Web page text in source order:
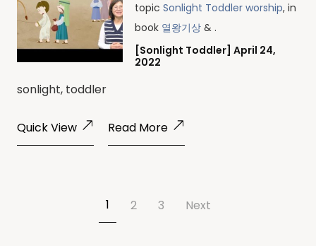
topic Sonlight Toddler worship, in
book 열왕기상 & .
[Sonlight Toddler] April 24,
2022
sonlight, toddler
Quick View Read More
1 2 3 Next